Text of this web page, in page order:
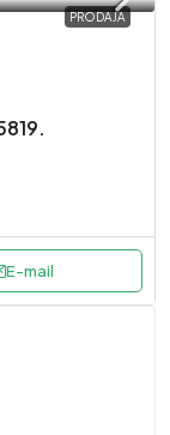
PRODAJA
E-mail